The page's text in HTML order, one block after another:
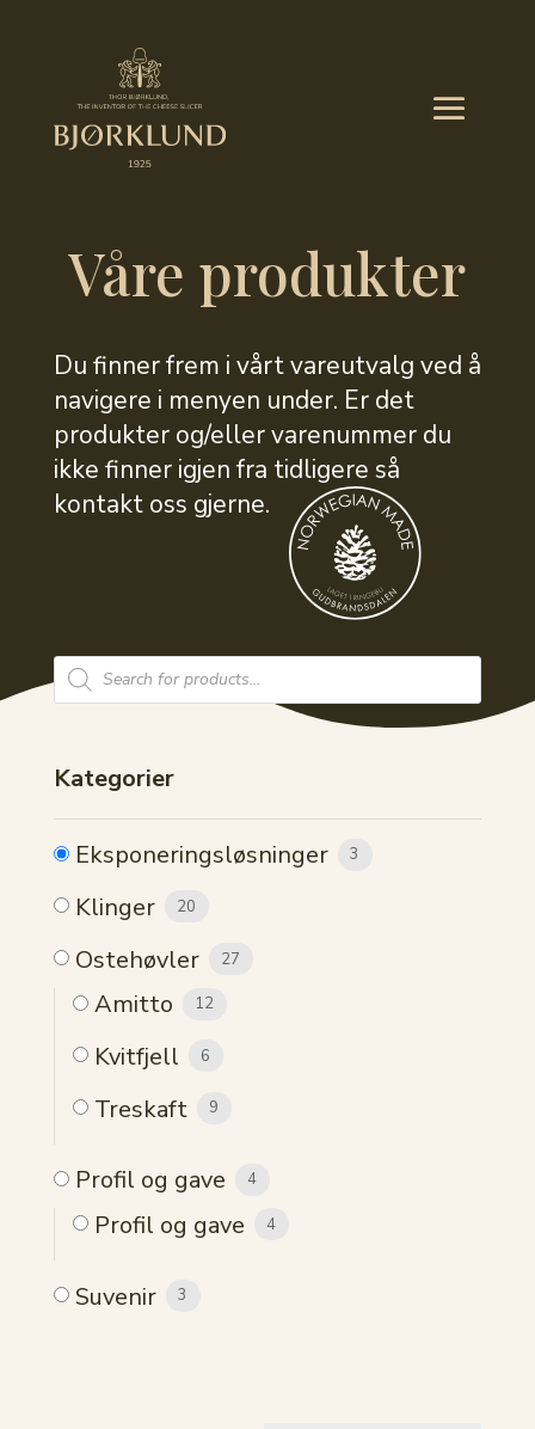
Våre produkter
Du finner frem i vårt vareutvalg ved å
navigere i menyen under. Er det
produkter og/eller varenummer du
ikke finner igjen fra tidligere så
kontakt oss gjerne.
Products
search
Kategorier
Eksponeringsløsninger 3
Klinger 20
Ostehøvler 27
Amitto 12
Kvitfjell 6
Treskaft 9
Profil og gave 4
Profil og gave 4
Suvenir 3